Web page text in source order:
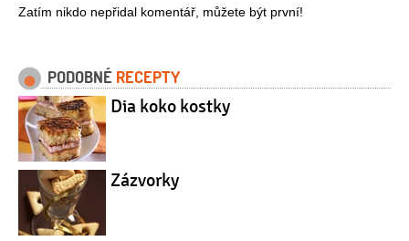
Zatím nikdo nepřidal komentář, můžete být první!
PODOBNÉ RECEPTY
Dia koko kostky
Zázvorky